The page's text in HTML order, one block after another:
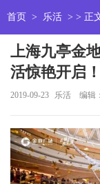
首页 > 乐活 > > 正
上海九亭金
活惊艳开启！
2019-09-23 乐活 编辑